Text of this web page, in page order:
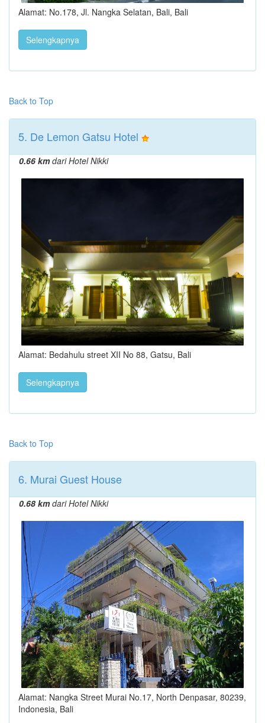
Alamat: No.178, Jl. Nangka Selatan, Bali, Bali
Selengkapnya
Back to Top
5. De Lemon Gatsu Hotel
0.66 kmdari Hotel Nikki
Alamat: Bedahulu street XII No 88, Gatsu, Bali
Selengkapnya
Back to Top
6. Murai Guest House
0.68 kmdari Hotel Nikki
Alamat: Nangka Street Murai No.17, North Denpasar, 80239,
Indonesia, Bali